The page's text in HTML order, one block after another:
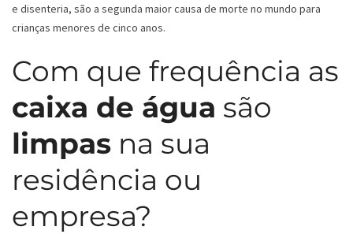
e disenteria, são a segunda maior causa de morte no mundo para
crianças menores de cinco anos.
Com que frequência as
caixa de água são
limpas na sua
residência ou
empresa?